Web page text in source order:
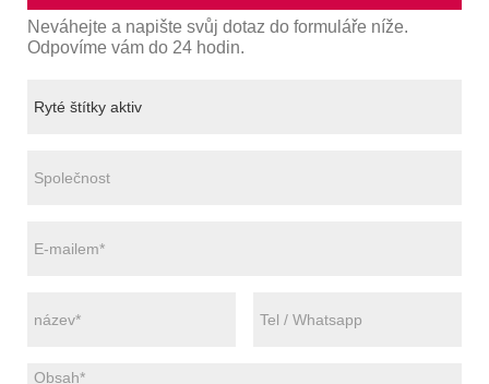
Neváhejte a napište svůj dotaz do formuláře níže.
Odpovíme vám do 24 hodin.